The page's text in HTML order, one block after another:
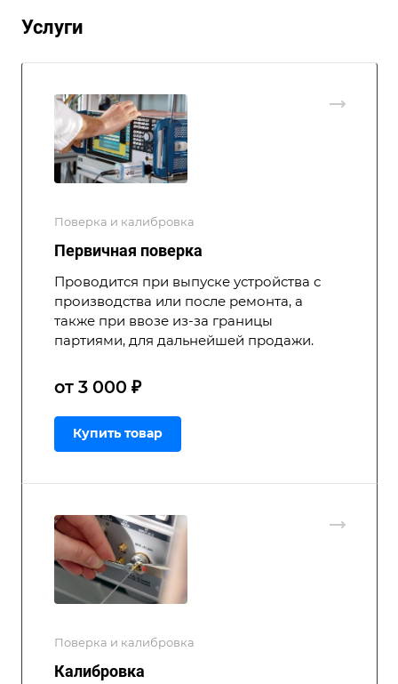
Услуги
Поверка и калибровка
Первичная поверка
Проводится при выпуске устройства с
производства или после ремонта, а
также при ввозе из-за границы
партиями, для дальнейшей продажи.
от 3 000 ₽
Купить товар
Поверка и калибровка
Калибровка